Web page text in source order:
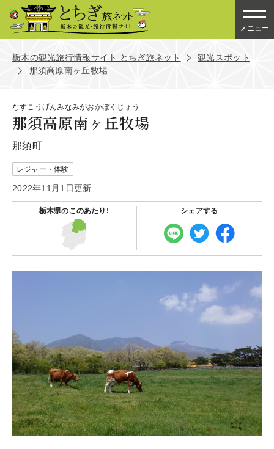
メニュー
栃木の観光旅行情報サイト とちぎ旅ネット
観光スポット
那須高原南ヶ丘牧場
なすこうげんみなみがおかぼくじょう
那須高原南ヶ丘牧場
那須町
レジャー・体験
2022年11月1日更新
栃木県のこのあたり! シェアする